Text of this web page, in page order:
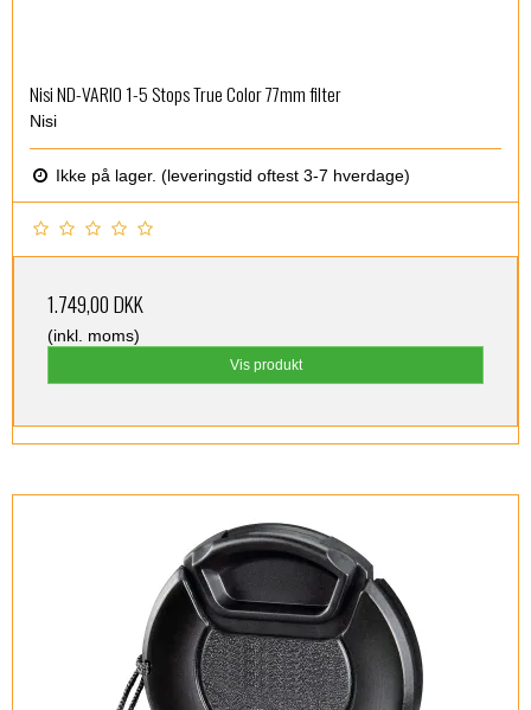
Nisi ND-VARIO 1-5 Stops True Color 77mm filter
Nisi
Ikke på lager. (leveringstid oftest 3-7 hverdage)
1.749,00 DKK
(inkl. moms)
Vis produkt